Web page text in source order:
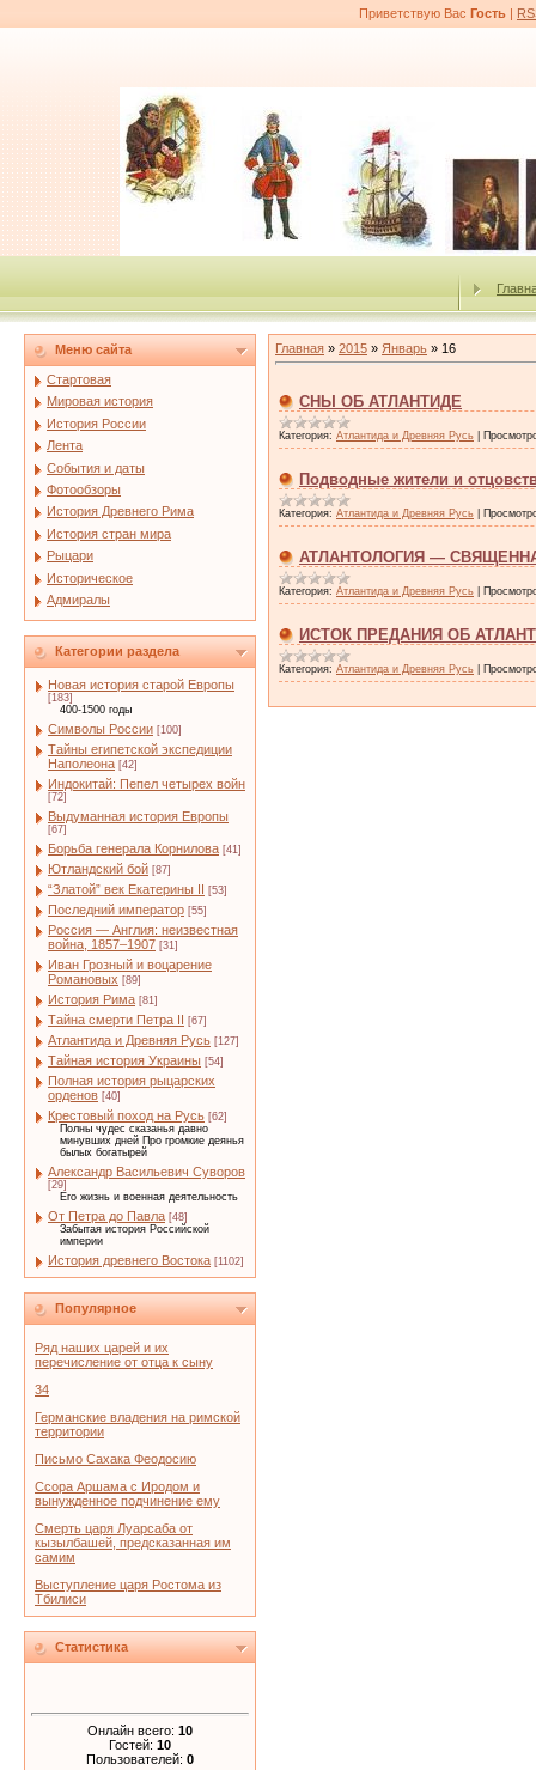
Приветствую Вас Гость |
Меню сайта
Стартовая
Мировая история
История России
Лента
События и даты
Фотообзоры
История Древнего Рима
История стран мира
Рыцари
Историческое
Адмиралы
Категории раздела
Новая история старой Европы
[183]
400-1500 годы
Символы России [100]
Тайны египетской экспедиции
Наполеона [42]
Индокитай: Пепел четырех войн
[72]
Выдуманная история Европы
[67]
Борьба генерала Корнилова [41]
Ютландский бой [87]
“Златой” век Екатерины II [53]
Последний император [55]
Россия — Англия: неизвестная
война, 1857–1907 [31]
Иван Грозный и воцарение
Романовых [89]
История Рима [81]
Тайна смерти Петра II [67]
Атлантида и Древняя Русь [127]
Тайная история Украины [54]
Полная история рыцарских
орденов [40]
Крестовый поход на Русь [62]
Полны чудес сказанья давно
минувших дней Про громкие деянья
былых богатырей
Александр Васильевич Суворов
[29]
Его жизнь и военная деятельность
От Петра до Павла [48]
Забытая история Российской
империи
История древнего Востока [1102]
Популярное
Ряд наших царей и их
перечисление от отца к сыну
34
Германские владения на римской
территории
Письмо Сахака Феодосию
Ссора Аршама с Иродом и
вынужденное подчинение ему
Смерть царя Луарсаба от
кызылбашей, предсказанная им
самим
Выступление царя Ростома из
Тбилиси
Статистика
Онлайн всего: 10
Гостей: 10
Пользователей: 0
Главная » 2015 » Январь » 16
СНЫ ОБ АТЛАНТИДЕ
Категория: Атлантида и Древняя Русь
Подводные жители и
Категория: Атлантида и Древняя Русь
АТЛАНТОЛОГИЯ —
Категория: Атлантида и Древняя Русь
ИСТОК ПРЕДАНИЯ ОБ
Категория: Атлантида и Древняя Русь